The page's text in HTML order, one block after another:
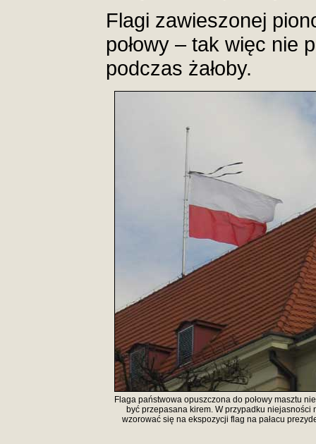
Flagi zawieszonej
połowy – tak więc nie
podczas żałoby.
Flaga państwowa opuszczona do połowy masztu
być przepasana kirem. W przypadku niejasności
wzorować się na ekspozycji flag na pałacu